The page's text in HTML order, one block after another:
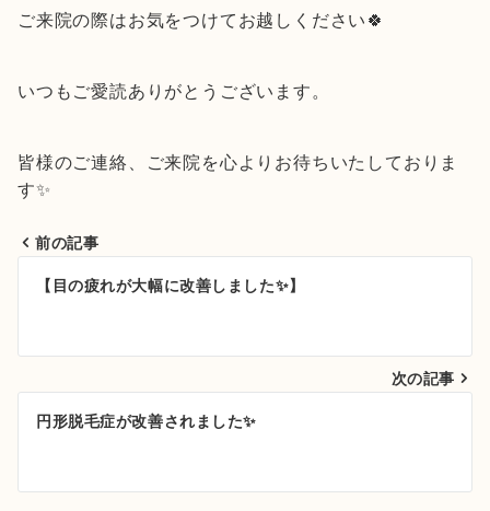
ご来院の際はお気をつけてお越しください🍀
いつもご愛読ありがとうございます。
皆様のご連絡、ご来院を心よりお待ちいたしておりま
す✨
ビ
ゲ
シ
前の記事
【目の疲れが大幅に改善しました✨】
次の記事
円形脱毛症が改善されました✨